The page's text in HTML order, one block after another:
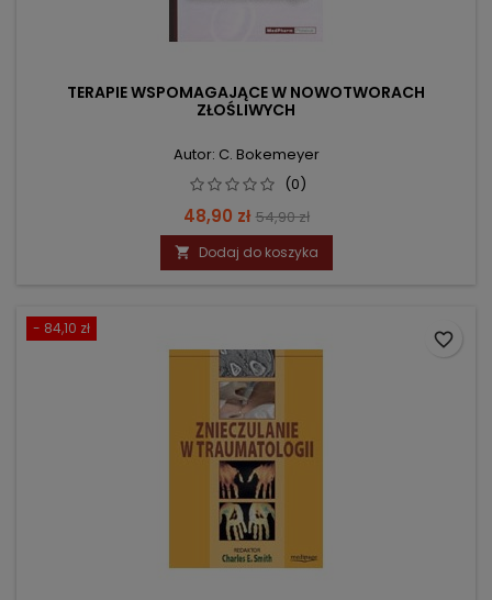
TERAPIE WSPOMAGAJĄCE W NOWOTWORACH
ZŁOŚLIWYCH
Autor: C. Bokemeyer
(0)
Cena
48,90 zł Cena
podstawowa
54,90 zł
 Dodaj do koszyka
- 84,10 zł
favorite_border